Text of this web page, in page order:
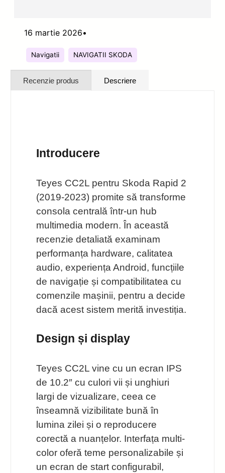
16 martie 2026•
Navigatii NAVIGATII SKODA
Recenzie produs Descriere
Introducere
Teyes CC2L pentru Skoda Rapid 2
(2019-2023) promite să transforme
consola centrală într-un hub
multimedia modern. În această
recenzie detaliată examinam
performanța hardware, calitatea
audio, experiența Android, funcțiile
de navigație și compatibilitatea cu
comenzile mașinii, pentru a decide
dacă acest sistem merită investiția.
Design și display
Teyes CC2L vine cu un ecran IPS
de 10.2″ cu culori vii și unghiuri
largi de vizualizare, ceea ce
înseamnă vizibilitate bună în
lumina zilei și o reproducere
corectă a nuanțelor. Interfața multi-
color oferă teme personalizabile și
un ecran de start configurabil,